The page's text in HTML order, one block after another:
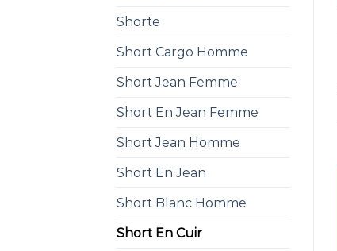
Shorte
Short Cargo Homme
Short Jean Femme
Short En Jean Femme
Short Jean Homme
Short En Jean
Short Blanc Homme
Short En Cuir